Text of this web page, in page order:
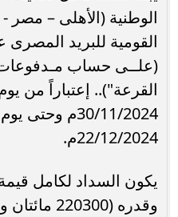
الوطنية (الأهلى – مصر -
القومية للبريد
(علــى حساب
القرعة").. إعتباراً من
30/11/2024م
22/12/2024م.
يكون السداد لكامل
وقدره